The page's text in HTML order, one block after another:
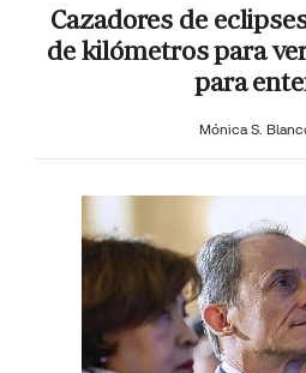
Cazadores de
de kilómetros para
para
Mónica S.